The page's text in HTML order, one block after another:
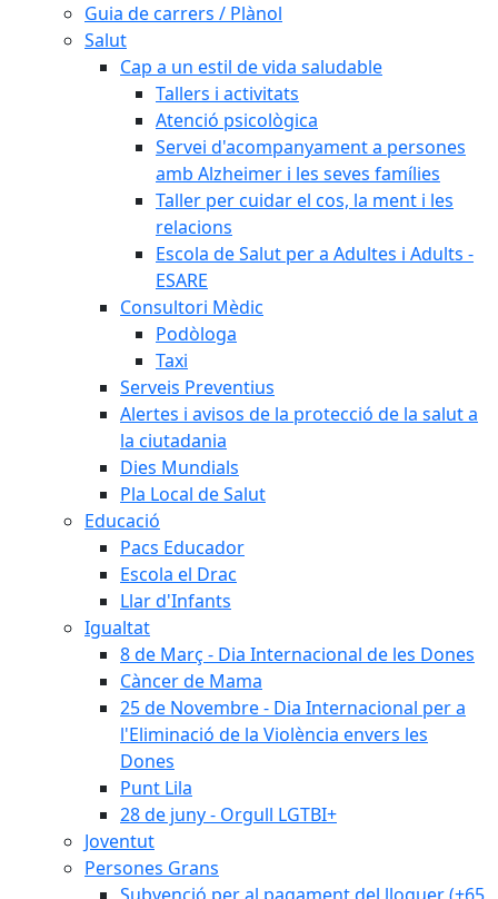
Guia de carrers / Plànol
Salut
Cap a un estil de vida saludable
Tallers i activitats
Atenció psicològica
Servei d'acompanyament a persones
amb Alzheimer i les seves famílies
Taller per cuidar el cos, la ment i les
relacions
Escola de Salut per a Adultes i Adults -
ESARE
Consultori Mèdic
Podòloga
Taxi
Serveis Preventius
Alertes i avisos de la protecció de la salut a
la ciutadania
Dies Mundials
Pla Local de Salut
Educació
Pacs Educador
Escola el Drac
Llar d'Infants
Igualtat
8 de Març - Dia Internacional de les Dones
Càncer de Mama
25 de Novembre - Dia Internacional per a
l'Eliminació de la Violència envers les
Dones
Punt Lila
28 de juny - Orgull LGTBI+
Joventut
Persones Grans